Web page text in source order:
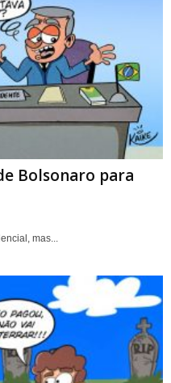
Bolsonaro para
mas...